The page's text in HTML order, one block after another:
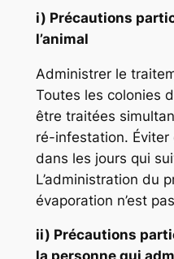
i) Précautions
l’animal
Administrer le
Toutes les colonies
être traitées
ré-infestation.
dans les jours qui
L’administration du
évaporation n’est
ii) Précautions